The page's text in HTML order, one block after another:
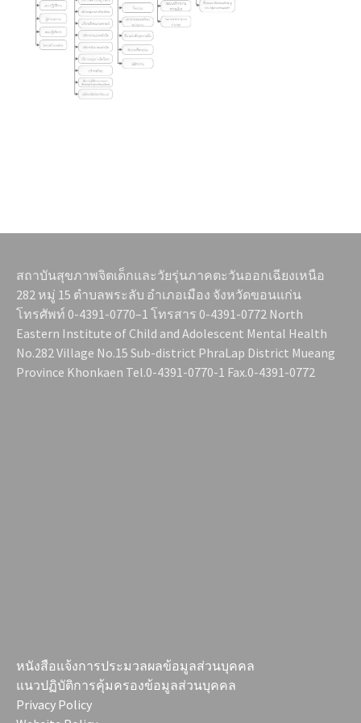
สถาบันสุขภาพจิตเด็กและวัยรุ่นภาคตะวันออกเฉียงเหนือ
282 หมู่ 15 ตำบลพระลับ อำเภอเมือง จังหวัดขอนแก่น
โทรศัพท์ 0-4391-0770–1 โทรสาร 0-4391-0772 North
Eastern Institute of Child and Adolescent Mental Health
No.282 Village No.15 Sub-district PhraLap District Mueang
Province Khonkaen Tel.0-4391-0770-1 Fax.0-4391-0772
หนังสือแจ้งการประมวลผลข้อมูลส่วนบุคคล
แนวปฏิบัติการคุ้มครองข้อมูลส่วนบุคคล
Privacy Policy